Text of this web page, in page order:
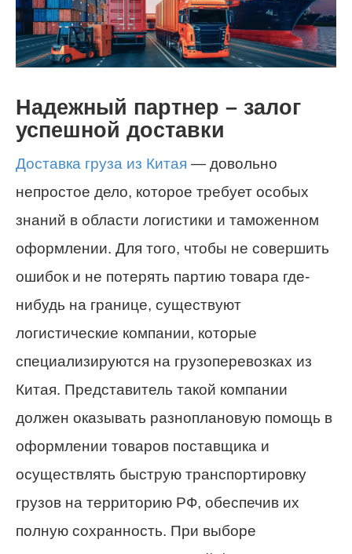
Надежный партнер – залог
успешной доставки
Доставка груза из Китая — довольно
непростое дело, которое требует особых
знаний в области логистики и таможенном
оформлении. Для того, чтобы не совершить
ошибок и не потерять партию товара где-
нибудь на границе, существуют
логистические компании, которые
специализируются на грузоперевозках из
Китая. Представитель такой компании
должен оказывать разноплановую помощь в
оформлении товаров поставщика и
осуществлять быструю транспортировку
грузов на территорию РФ, обеспечив их
полную сохранность. При выборе